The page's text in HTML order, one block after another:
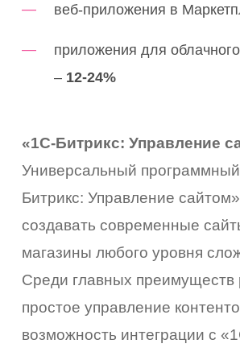
веб-приложения в
приложения для
– 12-24%
«1С-Битрикс: Управление
Универсальный
Битрикс: Управление
создавать современные
магазины любого уровня
Среди главных
простое управление
возможность интеграции с